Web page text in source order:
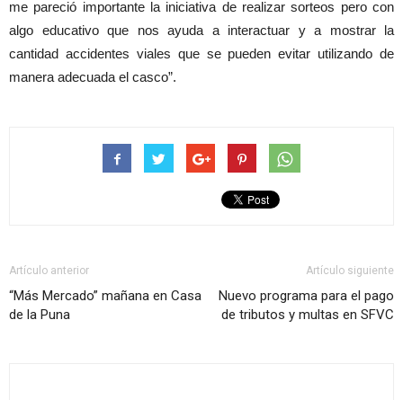
me pareció importante la iniciativa de realizar sorteos pero con
algo educativo que nos ayuda a interactuar y a mostrar la
cantidad accidentes viales que se pueden evitar utilizando de
manera adecuada el casco”.
Artículo anterior
“Más Mercado” mañana en Casa
de la Puna
Artículo siguiente
Nuevo programa para el pago
de tributos y multas en SFVC